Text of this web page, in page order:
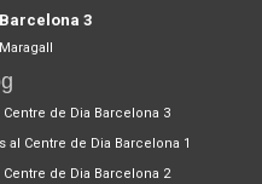
3
de Dia Barcelona 3
Centre de Dia Barcelona 1
de Dia Barcelona 2